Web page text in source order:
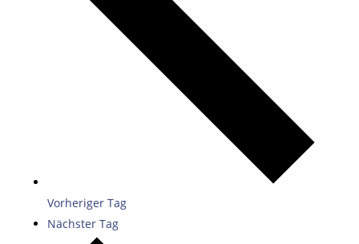
Vorheriger Tag
Nächster Tag